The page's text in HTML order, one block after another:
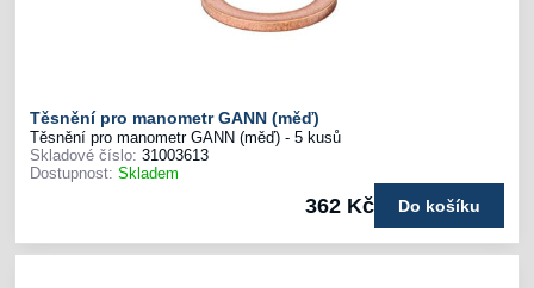
Těsnění pro manometr GANN (měď)
Těsnění pro manometr GANN (měď) - 5 kusů
Skladové číslo: 31003613
Dostupnost: Skladem
362 Kč Do košíku